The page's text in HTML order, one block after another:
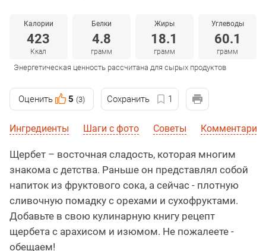
Калории
423
Ккал
Белки
4.8
грамм
Жиры
18.1
грамм
Углеводы
60.1
грамм
Энергетическая ценность рассчитана для сырых продуктов
Оценить 5 (3) Сохранить 1
Ингредиенты Шаги с фото Советы Комментарии
Щербет – восточная сладость, которая многим
знакома с детства. Раньше он представлял собой
напиток из фруктового сока, а сейчас - плотную
сливочную помадку с орехами и сухофруктами.
Добавьте в свою кулинарную книгу рецепт
щербета с арахисом и изюмом. Не пожалеете -
обещаем!